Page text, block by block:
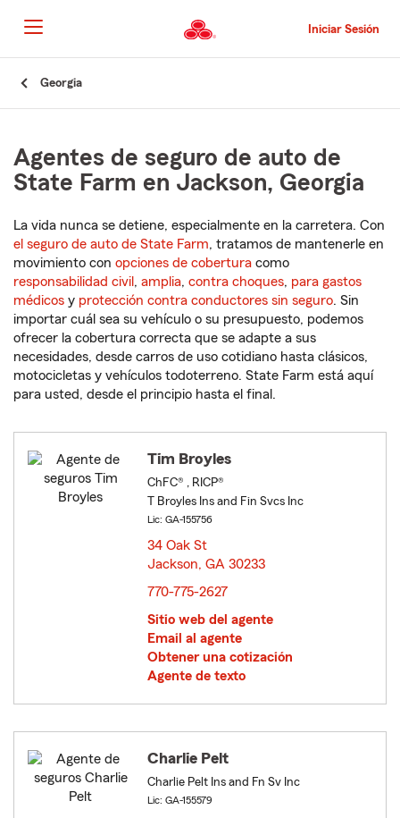
al
contenido
principal
Iniciar Sesión
Georgia
Agentes de seguro de auto de
State Farm en Jackson, Georgia
La vida nunca se detiene, especialmente en la carretera. Con
el seguro de auto de State Farm, tratamos de mantenerle en
movimiento con opciones de cobertura como
responsabilidad civil , amplia, contra choques, para gastos
médicos y protección contra conductores sin seguro. Sin
importar cuál sea su vehículo o su presupuesto, podemos
ofrecer la cobertura correcta que se adapte a sus
necesidades, desde carros de uso cotidiano hasta clásicos,
motocicletas y vehículos todoterreno. State Farm está aquí
para usted, desde el principio hasta el final.
Tim Broyles
ChFC® , RICP®
T Broyles Ins and Fin Svcs Inc
Lic: GA-155756
34 Oak St
Jackson, GA 30233
770-775-2627
Sitio web del agente
Email al agente
Obtener una cotización
Agente de texto
Charlie Pelt
Charlie Pelt Ins and Fn Sv Inc
Lic: GA-155579